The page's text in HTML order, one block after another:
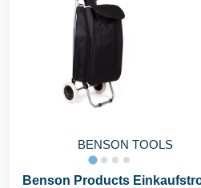
BENSON TOOLS
Benson Products